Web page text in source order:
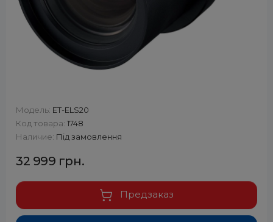
Модель: ET-ELS20
Код товара: 1748
Наличие: Під замовлення
32 999 грн.
Предзаказ